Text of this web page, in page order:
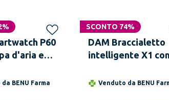
P60
d'aria e
sanguigna
da BENU Farma
SCONTO 74%
DAM Braccialetto
intelligente X1 con
frequenza
Venduto da BENU